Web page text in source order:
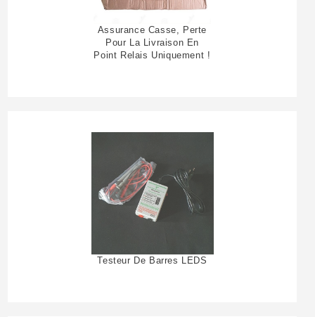
Assurance Casse, Perte
Pour La Livraison En
Point Relais Uniquement !
Testeur De Barres LEDS